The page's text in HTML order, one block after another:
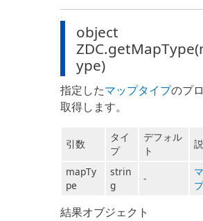
object
ype)
指定したマップタイプのプ
取得します。
引数
タイ
プ
デフォル
ト
mapTy
pe
strin
g
-
プ
結果オブジェクト